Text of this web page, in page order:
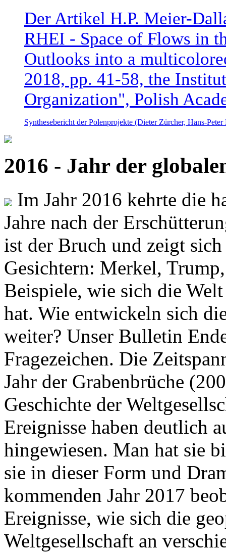
Der Artikel H.P. Meier-
RHEI - Space of Flows in
Outlooks into a
2018, pp. 41-58, the
Organization", Polish
Synthesebericht der Polenprojekte (Dieter Zürcher, Hans-
2016 - Jahr der
Im Jahr 2016 kehrte die
Jahre nach der
ist der Bruch und zeigt
Gesichtern: Merkel,
Beispiele, wie sich die
hat. Wie entwickeln sich
weiter? Unser Bulletin
Fragezeichen. Die
Jahr der Grabenbrüche
Geschichte der
Ereignisse haben deutlich
hingewiesen. Man hat sie
sie in dieser Form und
kommenden Jahr 2017
Ereignisse, wie sich die
Weltgesellschaft an